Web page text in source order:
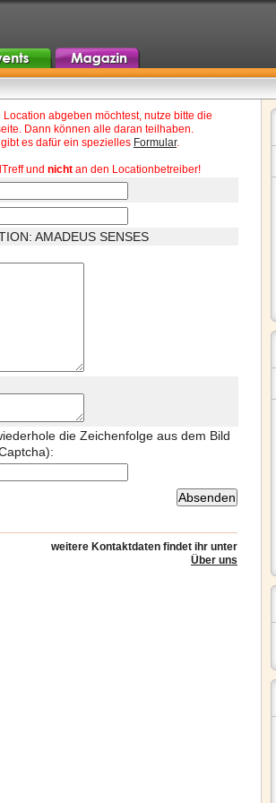
abgeben möchtest, nutze bitte die
Dann können alle daran teilhaben.
es dafür ein spezielles Formular.
und nicht an den Locationbetreiber!
AMADEUS SENSES
die Zeichenfolge aus dem Bild
weitere Kontaktdaten findet ihr unter
Über uns